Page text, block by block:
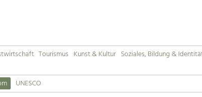
Tourismus Kunst & Kultur Soziales, Bildung &
UNESCO